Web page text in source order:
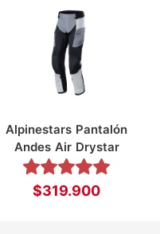
Alpinestars Pantalón
Andes Air Drystar
$319.900